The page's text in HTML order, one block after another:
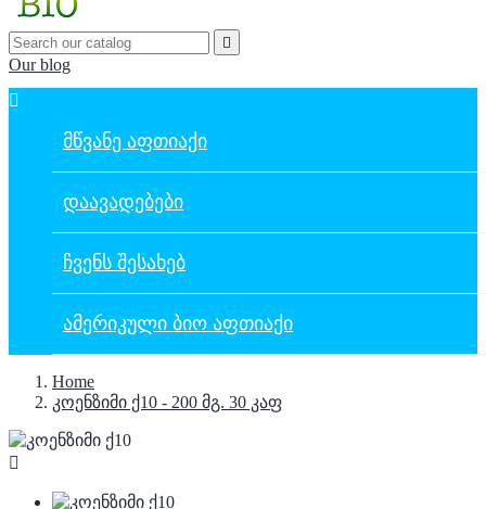

Our blog

ᲛᲬᲕᲐᲜᲔ ᲐᲤᲗᲘᲐᲥᲘ
ᲓᲐᲐᲕᲐᲓᲔᲑᲔᲑᲘ
ᲩᲕᲔᲜᲡ ᲨᲔᲡᲐᲮᲔᲑ
ᲐᲛᲔᲠᲘᲙᲣᲚᲘ ᲑᲘᲝ ᲐᲤᲗᲘᲐᲥᲘ
Home
კოენზიმი ქ10 - 200 მგ. 30 კაფ
